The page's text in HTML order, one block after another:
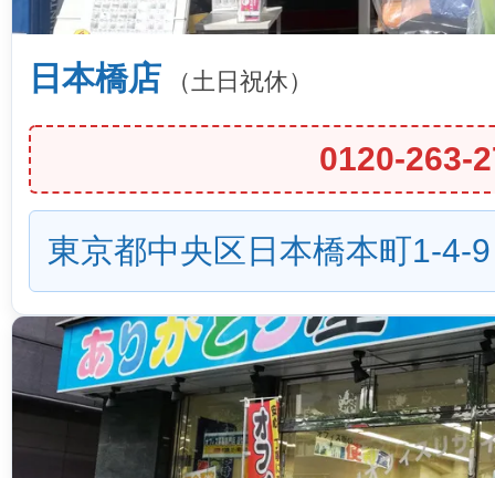
日本橋店 （土日祝休）
0120-263-
東京都中央区日本橋本町1-4-9